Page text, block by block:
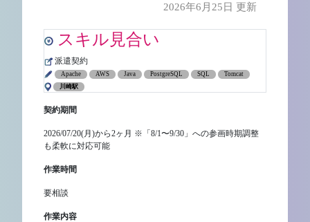
2026年6月25日 更新
スキル見合い
派遣契約
Apache AWS Java PostgreSQL SQL
Tomcat
川崎駅
契約期間
2026/07/20(月)から2ヶ月 ※「8/1〜9/30」への参画時期調整
も柔軟に対応可能
作業時間
要相談
作業内容